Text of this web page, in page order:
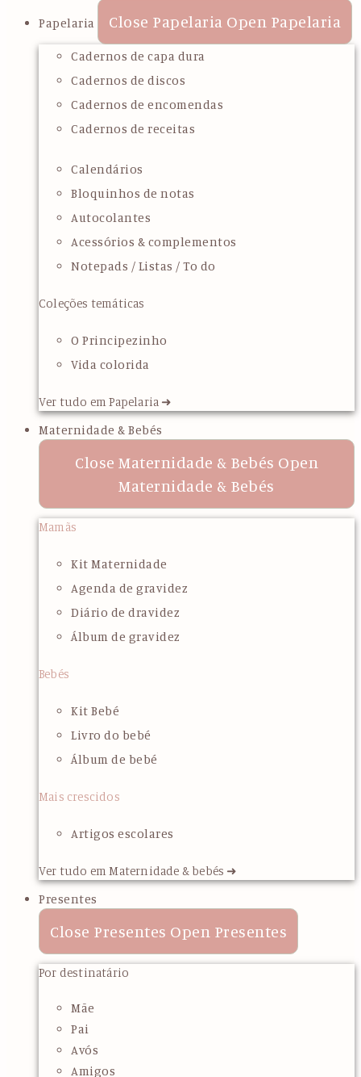
Papelaria Close Papelaria Open Papelaria
Cadernos de capa dura
Cadernos de discos
Cadernos de encomendas
Cadernos de receitas
Calendários
Bloquinhos de notas
Autocolantes
Acessórios & complementos
Notepads / Listas / To do
Coleções temáticas
O Principezinho
Vida colorida
Ver tudo em Papelaria ➜
Maternidade & Bebés
Close Maternidade & Bebés Open
Maternidade & Bebés
Mamãs
Kit Maternidade
Agenda de gravidez
Diário de dravidez
Álbum de gravidez
Bebés
Kit Bebé
Livro do bebé
Álbum de bebé
Mais crescidos
Artigos escolares
Ver tudo em Maternidade & bebés ➜
Presentes
Close Presentes Open Presentes
Por destinatário
Mãe
Pai
Avós
Amigos